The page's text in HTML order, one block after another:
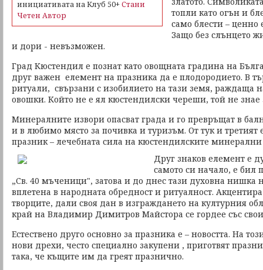
инициативата на Клуб 50+Стани
Четен Автор
топли като огън и
само блести – ценно
Защо без слънцето
и дори - невъзможен.
Град Кюстендил е познат като овощната градина на
друг важен елемент на празника да е плодородието. В
ритуали, свързани с изобилието на тази земя, раждаща
овошки. Който не е ял кюстендилски череши, той не знае
Минералните извори опасват града и го превръщат в
и в любимо място за почивка и туризъм. От тук и
празник – лечебната сила на кюстендилските
Друг знаков елемент е
самото си начало, е бил
„Св. 40 мъченици", затова и до днес тази духовна нишка
вплетена в народната обредност и ритуалност.
творците, дали своя дан в изграждането на културния
край на Владимир Димитров Майстора се гордее със
Естествено друго основно за празника е – новостта. На
нови дрехи, често специално закупени , приготвят
така, че къщите им да греят празнично.